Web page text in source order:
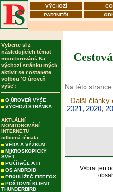
VÝCHOZÍ
PARTNEŘI
Vyberte si z
následujících témat
monitorování. Na
výchozí stránku mých
aktivit se dostanete
volbou 'O úroveň
výše':
O ÚROVEŇ VÝŠE
VÝCHOZÍ STRÁNKA
AKTUÁLNÍ
MONITOROVÁNÍ
INTERNETU
odborná témata:
VĚDA A VÝZKUM
MIKROSKOPICKÝ
SVĚT
POČÍTAČE A IT
OS ANDROID
PROHLÍŽEČ FIREFOX
POŠTOVNÍ KLIENT
THUNDERBIRD
Na této
Další články
2021, 2020,
Vybrat jen